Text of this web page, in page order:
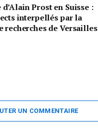
Prost en Suisse :
interpellés par la
recherches de Versailles
UN COMMENTAIRE